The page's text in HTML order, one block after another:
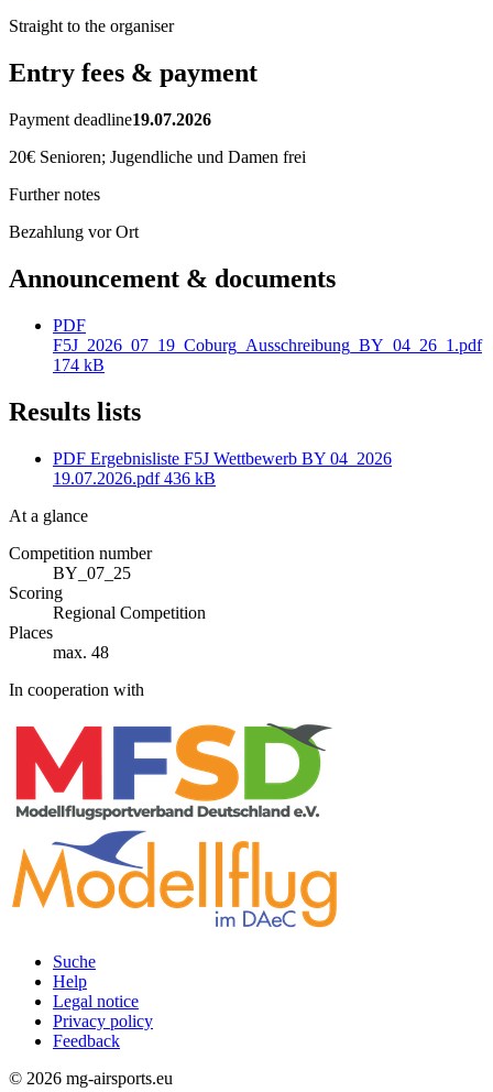
Straight to the organiser
Entry fees & payment
Payment deadline19.07.2026
20€ Senioren; Jugendliche und Damen frei
Further notes
Bezahlung vor Ort
Announcement & documents
PDF
F5J_2026_07_19_Coburg_Ausschreibung_BY_04_26_1.pdf
174 kB
Results lists
PDF Ergebnisliste F5J Wettbewerb BY 04_2026
19.07.2026.pdf 436 kB
At a glance
Competition number
BY_07_25
Scoring
Regional Competition
Places
max. 48
In cooperation with
Rechtliches
Suche
Help
Legal notice
Privacy policy
Feedback
© 2026 mg-airsports.eu